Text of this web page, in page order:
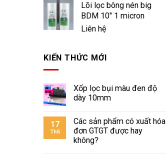
Lõi lọc bông nén big
BDM 10" 1 micron
Liên hệ
KIẾN THỨC MỚI
Xốp lọc bụi màu đen độ
dày 10mm
17
Th5
Các sản phẩm có xuất hóa
đơn GTGT được hay
không?